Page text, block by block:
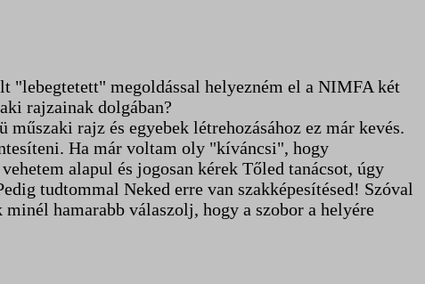
"lebegtetett" megoldással helyezném el a NIMFA két
rajzainak dolgában?
rajz és egyebek létrehozásához ez már kevés.
Ha már voltam oly "kíváncsi", hogy
alapul és jogosan kérek Tőled tanácsot, úgy
tudtommal Neked erre van szakképesítésed! Szóval
hamarabb válaszolj, hogy a szobor a helyére